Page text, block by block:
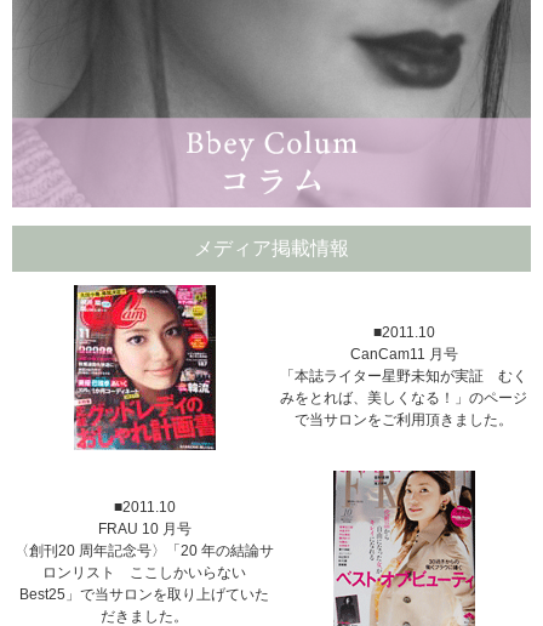
メディア掲載情報
■2011.10
CanCam11 月号
「本誌ライター星野未知が実証 むく
みをとれば、美しくなる！」のページ
で当サロンをご利用頂きました。
■2011.10
FRAU 10 月号
〈創刊20 周年記念号〉「20 年の結論サ
ロンリスト ここしかいらない
Best25」で当サロンを取り上げていた
だきました。